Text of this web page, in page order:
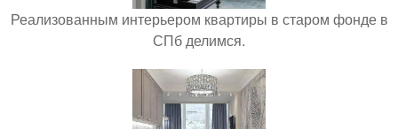
Реализованным интерьером квартиры в старом фонде в
СПб делимся.